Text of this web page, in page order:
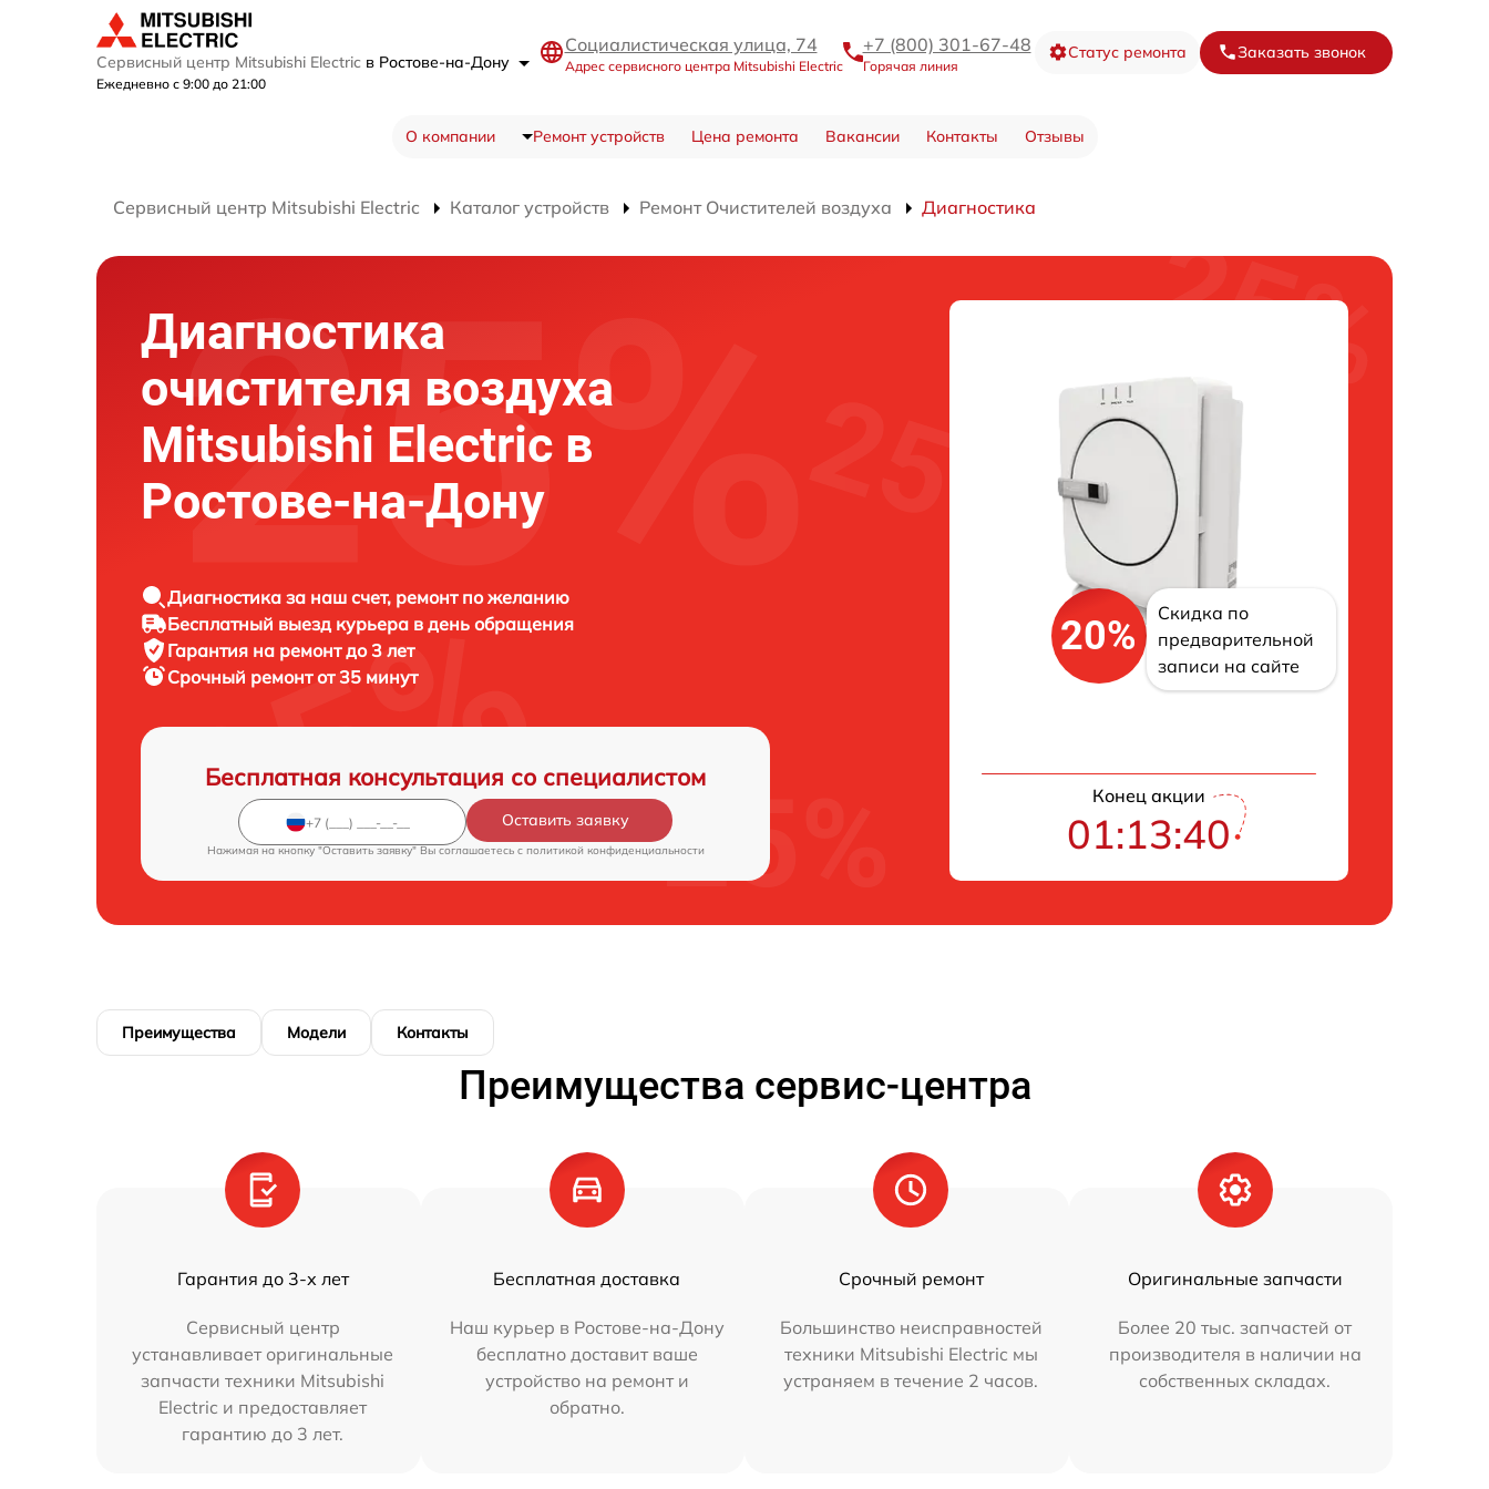
Сервисный центр Mitsubishi Electric в Ростове-на-Дону
Ежедневно с 9:00 до 21:00
Социалистическая улица, 74
Адрес сервисного центра Mitsubishi Electric
+7 (800) 301-67-48
Горячая линия
Статус ремонта Заказать звонок
О компании Ремонт устройств Цена ремонта Вакансии Контакты Отзывы
Сервисный центр Mitsubishi Electric Каталог устройств Ремонт Очистителей воздуха Диагностика
Диагностика
очистителя воздуха
Mitsubishi Electric в
Ростове-на-Дону
Диагностика за наш счет, ремонт по желанию
Бесплатный выезд курьера в день обращения
Гарантия на ремонт до 3 лет
Срочный ремонт от 35 минут
Бесплатная консультация со специалистом
Оставить заявку
Нажимая на кнопку "Оставить заявку" Вы соглашаетесь c политикой конфиденциальности
20%
Скидка по
предварительной
записи на сайте
Конец акции
01:13:39
Преимущества Модели Контакты
Преимущества сервис-центра
Гарантия до 3-х лет
Сервисный центр
устанавливает оригинальные
запчасти техники Mitsubishi
Electric и предоставляет
гарантию до 3 лет.
Бесплатная доставка
Наш курьер в Ростове-на-Дону
бесплатно доставит ваше
устройство на ремонт и
обратно.
Срочный ремонт
Большинство неисправностей
техники Mitsubishi Electric мы
устраняем в течение 2 часов.
Оригинальные запчасти
Более 20 тыс. запчастей от
производителя в наличии на
собственных складах.